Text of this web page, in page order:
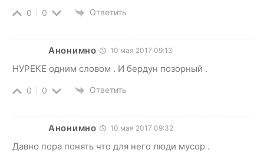
0 0 Ответить
Анонимно 10 мая 2017 09:13
НУРЕКЕ одним словом . И бердун позорный .
0 0 Ответить
Анонимно 10 мая 2017 09:32
Давно пора понять что для него люди мусор .